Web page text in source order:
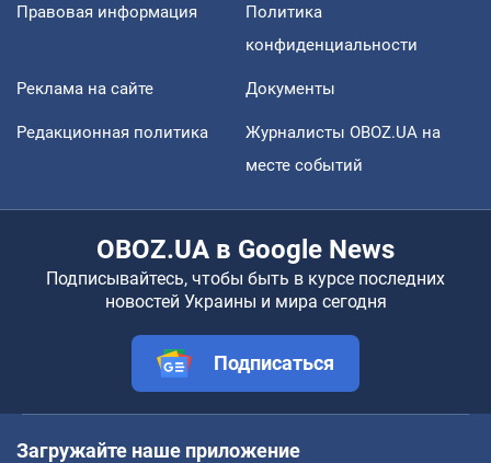
Правовая информация
Политика
конфиденциальности
Реклама на сайте Документы
Редакционная политика
Журналисты OBOZ.UA на
месте событий
OBOZ.UA в Google News
Подписывайтесь, чтобы быть в курсе последних
новостей Украины и мира сегодня
Подписаться
Загружайте наше приложение